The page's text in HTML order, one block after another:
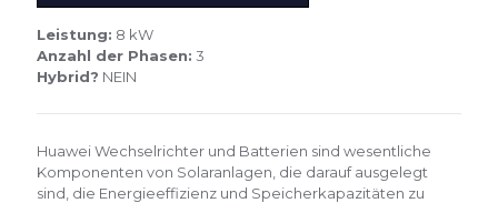
Leistung: 8 kW
Anzahl der Phasen: 3
Hybrid? NEIN
Huawei Wechselrichter und Batterien sind wesentliche
Komponenten von Solaranlagen, die darauf ausgelegt
sind, die Energieeffizienz und Speicherkapazitäten zu